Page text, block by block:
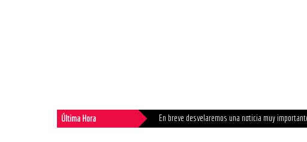
Última Hora
En breve desvelaremos una noticia muy